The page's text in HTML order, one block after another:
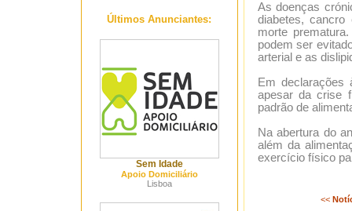
Últimos Anunciantes:
Sem Idade
Apoio Domiciliário
Lisboa
As doenças
diabetes,
morte
podem ser
arterial e as
Em declarações
apesar da crise
padrão de
Na abertura do
além da
exercício físico
<<